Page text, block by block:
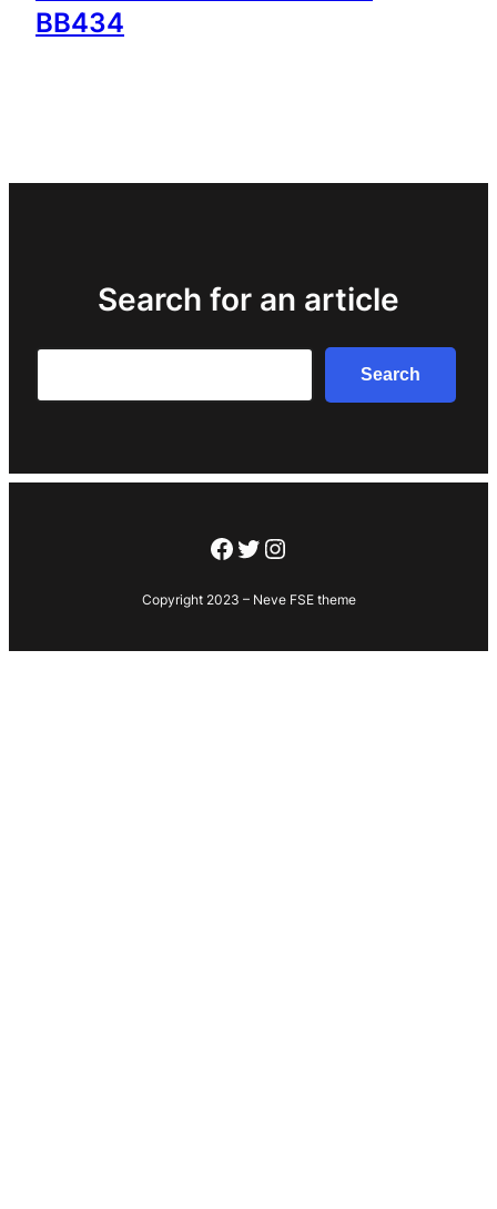
BB434
Search for an article
Search
Facebook
Twitter
Instagram
Copyright 2023 – Neve FSE theme